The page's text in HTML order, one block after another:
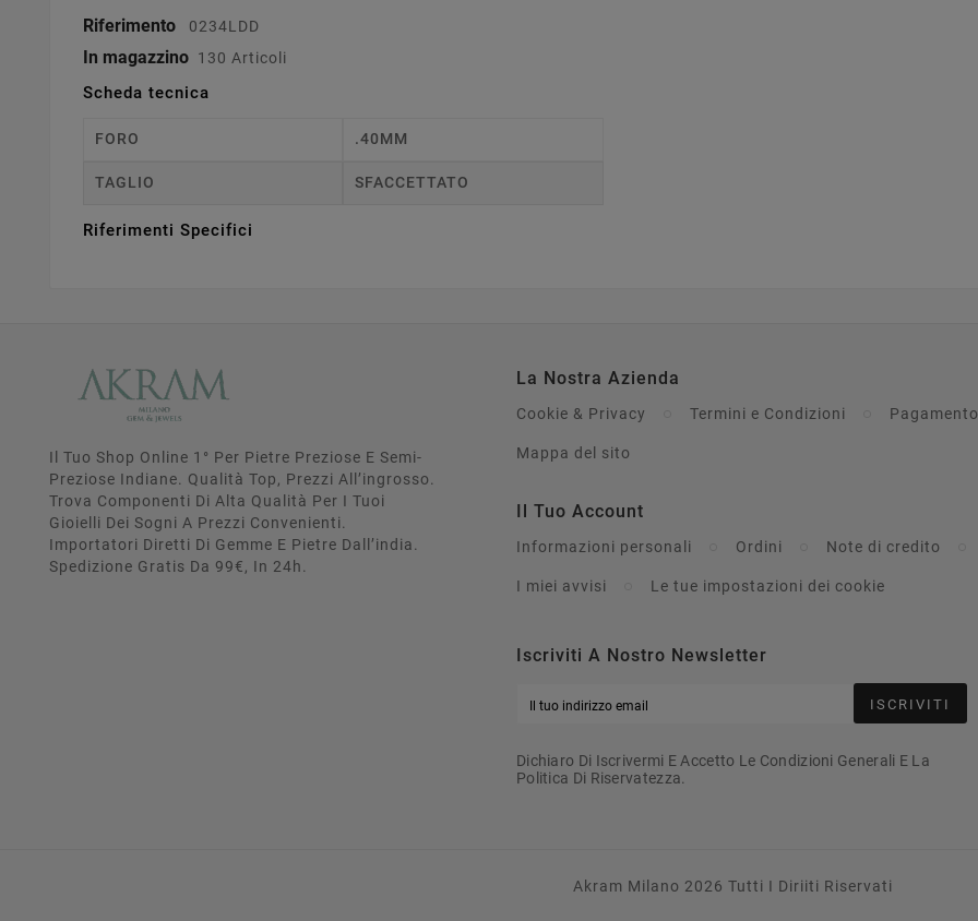
Riferimento 0234LDD
In magazzino 130 Articoli
Scheda tecnica
FORO .40MM
TAGLIO SFACCETTATO
Riferimenti Specifici
Il Tuo Shop Online 1° Per Pietre Preziose E Semi-
Preziose Indiane. Qualità Top, Prezzi All’ingrosso.
Trova Componenti Di Alta Qualità Per I Tuoi
Gioielli Dei Sogni A Prezzi Convenienti.
Importatori Diretti Di Gemme E Pietre Dall’india.
Spedizione Gratis Da 99€, In 24h.
La Nostra Azienda
Cookie & Privacy Termini e Condizioni
Mappa del sito
Il Tuo Account
Informazioni personali Ordini Note di credito
I miei avvisi Le tue impostazioni dei cookie
Iscriviti A Nostro Newsletter
ISCRIVITI
Dichiaro Di Iscrivermi E Accetto Le Condizioni Generali E La
Politica Di Riservatezza.
Akram Milano 2026 Tutti I Diriiti Riservati